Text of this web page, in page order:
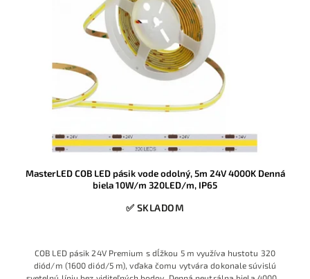
MasterLED COB LED pásik vode odolný, 5m 24V 4000K Denná
biela 10W/m 320LED/m, IP65
✅ SKLADOM
COB LED pásik 24V Premium s dĺžkou 5 m využíva hustotu 320
diód/m (1600 diód/5 m), vďaka čomu vytvára dokonale súvislú